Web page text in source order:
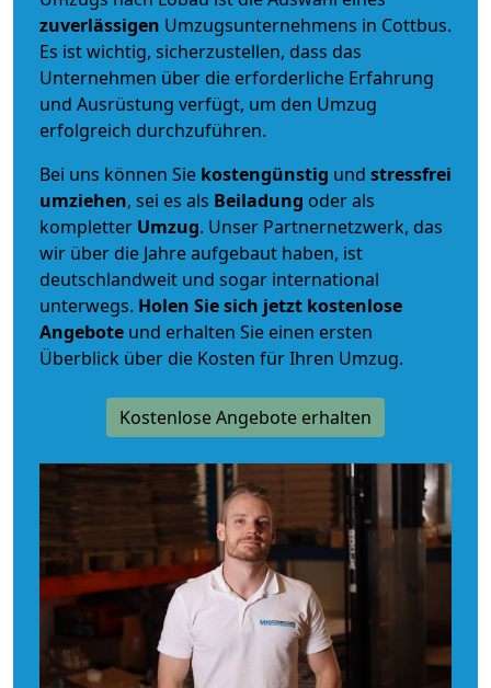
zuverlässigen Umzugsunternehmens in Cottbus.
Es ist wichtig, sicherzustellen, dass das
Unternehmen über die erforderliche Erfahrung
und Ausrüstung verfügt, um den Umzug
erfolgreich durchzuführen.
Bei uns können Sie kostengünstig und stressfrei
umziehen, sei es als Beiladung oder als
kompletter Umzug. Unser Partnernetzwerk, das
wir über die Jahre aufgebaut haben, ist
deutschlandweit und sogar international
unterwegs. Holen Sie sich jetzt kostenlose
Angebote und erhalten Sie einen ersten
Überblick über die Kosten für Ihren Umzug.
Kostenlose Angebote erhalten